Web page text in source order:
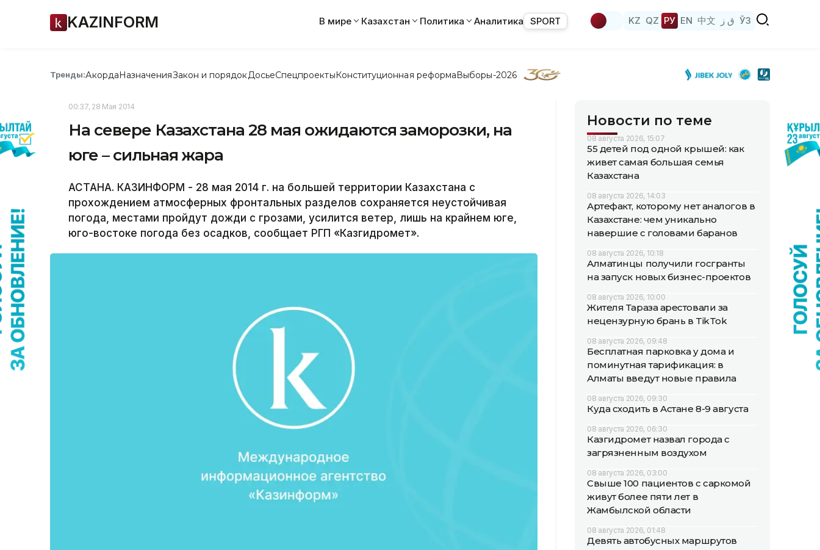
KAZINFORM В мире Казахстан Политика Аналитика SPORT KZ QZ РУ EN 中文 ق ز ЎЗ
Тренды:АкордаНазначенияЗакон и порядок ДосьеСпецпроектыКонституционная реформаВыборы-2026
00:37, 28 Мая 2014
На севере Казахстана 28 мая ожидаются заморозки, на
юге – сильная жара
АСТАНА. КАЗИНФОРМ - 28 мая 2014 г. на большей территории Казахстана с
прохождением атмосферных фронтальных разделов сохраняется неустойчивая
погода, местами пройдут дожди с грозами, усилится ветер, лишь на крайнем юге,
юго-востоке погода без осадков, сообщает РГП «Казгидромет».
Новости по теме
08 августа 2026, 15:07
55 детей под одной крышей: как
живет самая большая семья
Казахстана
08 августа 2026, 14:03
Артефакт, которому нет аналогов в
Казахстане: чем уникально
навершие с головами баранов
08 августа 2026, 10:18
Алматинцы получили госгранты
на запуск новых бизнес-проектов
08 августа 2026, 10:00
Жителя Тараза арестовали за
нецензурную брань в TikTok
08 августа 2026, 09:48
Бесплатная парковка у дома и
поминутная тарификация: в
Алматы введут новые правила
08 августа 2026, 09:30
Куда сходить в Астане 8-9 августа
08 августа 2026, 06:30
Казгидромет назвал города с
загрязненным воздухом
08 августа 2026, 03:00
Свыше 100 пациентов с саркомой
живут более пяти лет в
Жамбылской области
08 августа 2026, 01:48
Девять автобусных маршрутов